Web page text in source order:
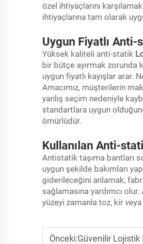
özel ihtiyaçlarını
ihtiyaçlarına tam olarak
Uygun Fiyatlı Anti-
Yüksek kaliteli anti-statik
bir bütçe ayırmak zorunda
uygun fiyatlı kayışlar arar.
Amacımız, müşterilerin
yanlış seçim nedeniyle
standartlara uygun
ömürlüdür.
Kullanılan Anti-
Antistatik taşıma bantları
uygun şekilde bakımları
giderileceğini anlamak,
sağlamasına yardımcı
yüzeyi zamanla toz, kir
Önceki:Güvenilir Lojistik